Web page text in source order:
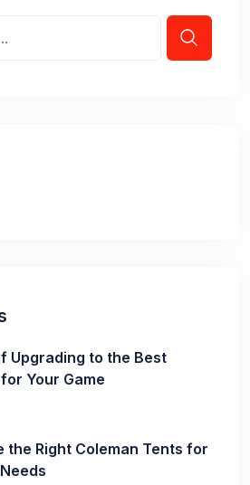
Upgrading to the Best
Your Game
the Right Coleman Tents for